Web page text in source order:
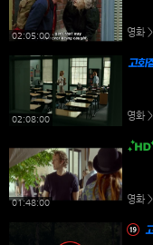
02:05:00 영화
02:08:00 영화
01:48:00 영화